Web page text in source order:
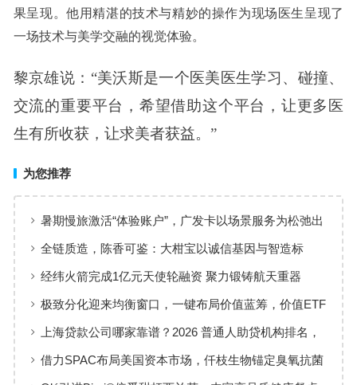
果呈现。他用精湛的技术与精妙的操作为现场医生呈现了
一场技术与美学交融的视觉体验。
黎京雄说：“美沃斯是一个医美医生学习、碰撞、
交流的重要平台，希望借助这个平台，让更多医
生有所收获，让求美者获益。”
为您推荐
暑期慢旅激活“体验账户”，广发卡以场景服务为松弛出
行添彩
全链质造，陈香可鉴：大柑宝以诚信基因与智造标
准，定义新会陈皮高质量发展
经纬火箭完成1亿元天使轮融资 聚力锻铸航天重器
极致分化迎来均衡窗口，一键布局价值蓝筹，价值ETF
华夏火热开售
上海贷款公司哪家靠谱？2026 普通人助贷机构排名，
工薪族借钱选择指南
借力SPAC布局美国资本市场，仟枝生物锚定臭氧抗菌
黄金赛道